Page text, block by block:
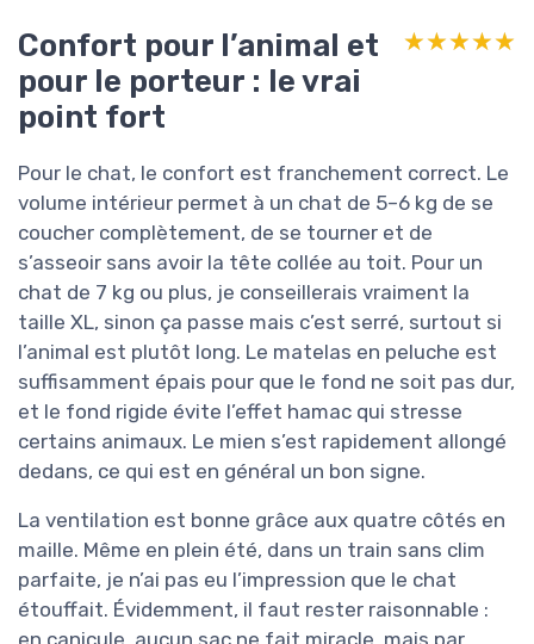
Confort pour l’animal et
pour le porteur : le vrai
point fort
★★★★★
★★★★★
Pour le chat, le confort est franchement correct. Le
volume intérieur permet à un chat de 5–6 kg de se
coucher complètement, de se tourner et de
s’asseoir sans avoir la tête collée au toit. Pour un
chat de 7 kg ou plus, je conseillerais vraiment la
taille XL, sinon ça passe mais c’est serré, surtout si
l’animal est plutôt long. Le matelas en peluche est
suffisamment épais pour que le fond ne soit pas dur,
et le fond rigide évite l’effet hamac qui stresse
certains animaux. Le mien s’est rapidement allongé
dedans, ce qui est en général un bon signe.
La ventilation est bonne grâce aux quatre côtés en
maille. Même en plein été, dans un train sans clim
parfaite, je n’ai pas eu l’impression que le chat
étouffait. Évidemment, il faut rester raisonnable :
en canicule, aucun sac ne fait miracle, mais par